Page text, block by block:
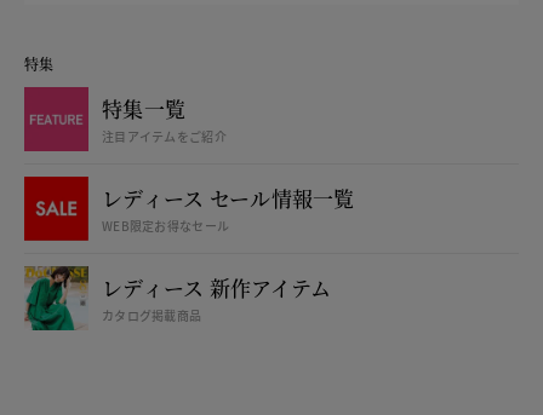
特集
特集一覧
注目アイテムをご紹介
レディース セール情報一覧
WEB限定お得なセール
レディース 新作アイテム
カタログ掲載商品